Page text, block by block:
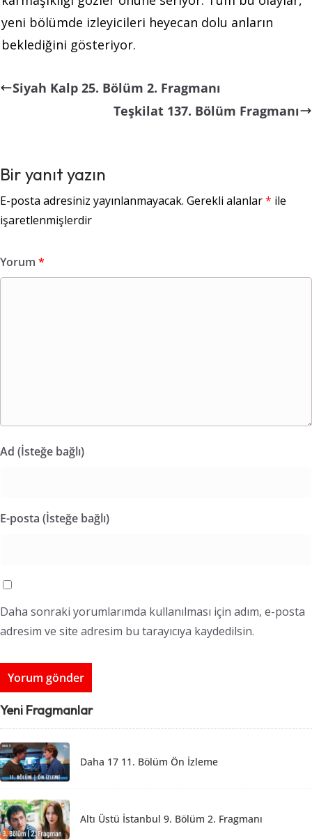
yeni bölümde izleyicileri heyecan dolu anların
beklediğini gösteriyor.
Siyah Kalp 25. Bölüm 2. Fragmanı
Teşkilat 137. Bölüm Fragmanı
Bir yanıt yazın
E-posta adresiniz yayınlanmayacak. Gerekli alanlar* ile
işaretlenmişlerdir
Yorum *
Ad (İsteğe bağlı)
E-posta (İsteğe bağlı)
Daha sonraki yorumlarımda kullanılması için adım, e-posta
adresim ve site adresim bu tarayıcıya kaydedilsin.
Yeni Fragmanlar
Daha 17 11. Bölüm Ön İzleme
Altı Üstü İstanbul 9. Bölüm 2. Fragmanı